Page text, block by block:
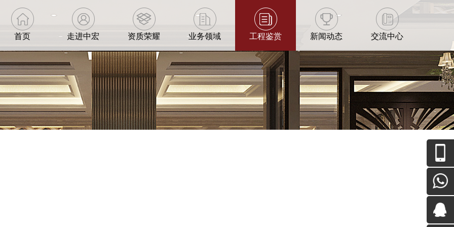
首页 走进中宏 资质荣耀 业务领域 工程鉴赏 新闻动态 交流中心
关注我
+86-